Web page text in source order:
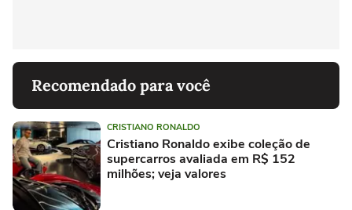
Recomendado para você
CRISTIANO RONALDO
Cristiano Ronaldo exibe coleção de
supercarros avaliada em R$ 152
milhões; veja valores